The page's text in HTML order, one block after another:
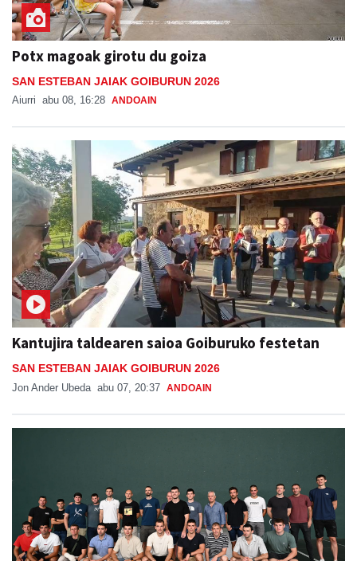
Potx magoak girotu du goiza
SAN ESTEBAN JAIAK GOIBURUN 2026
Aiurri abu 08, 16:28 ANDOAIN
Kantujira taldearen saioa Goiburuko festetan
SAN ESTEBAN JAIAK GOIBURUN 2026
Jon Ander Ubeda abu 07, 20:37 ANDOAIN